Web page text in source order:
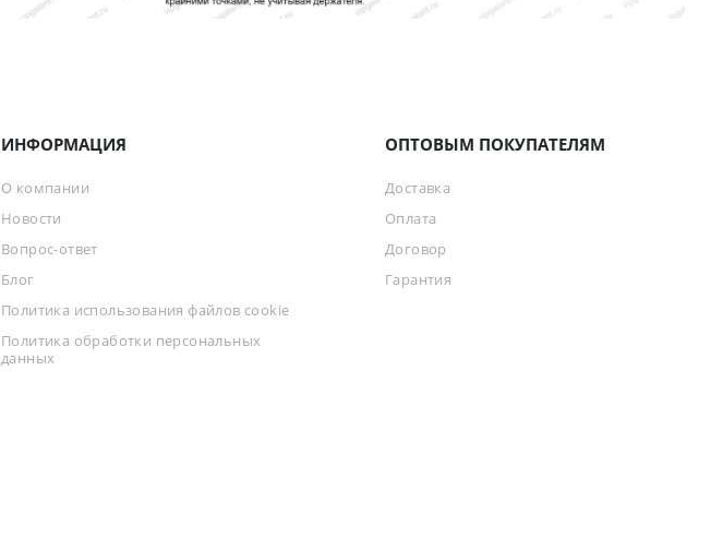
ИНФОРМАЦИЯ
О компании
Новости
Вопрос-ответ
Блог
Политика использования файлов cookie
Политика обработки персональных
данных
ОПТОВЫМ ПОКУПАТЕЛЯМ
Доставка
Оплата
Договор
Гарантия